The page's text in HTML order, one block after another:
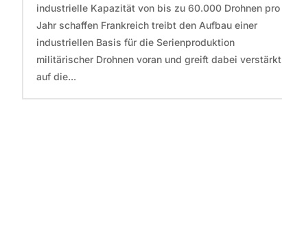
industrielle Kapazität von bis zu 60.000 Drohnen pro
Jahr schaffen Frankreich treibt den Aufbau einer
industriellen Basis für die Serienproduktion
militärischer Drohnen voran und greift dabei verstärkt
auf die...